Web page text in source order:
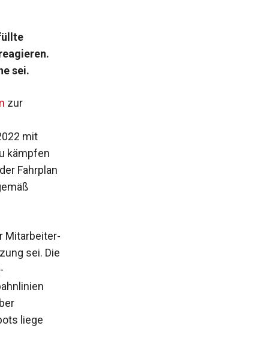
sei.
zur
mit
kämpfen
Fahrplan
Mitarbeiter-
sei. Die
liege